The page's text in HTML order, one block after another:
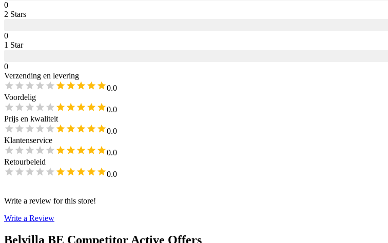
0
2 Stars
0
1 Star
0
Verzending en levering
0.0
Voordelig
0.0
Prijs en kwaliteit
0.0
Klantenservice
0.0
Retourbeleid
0.0
Write a review for this store!
Write a Review
Belvilla BE Competitor Active Offers